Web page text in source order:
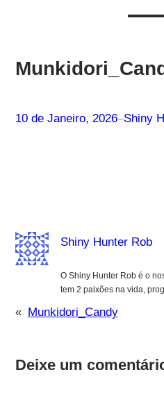
10 de Janeiro, 2026–Shiny
Shiny Hunter Rob
O Shiny Hunter Rob é o
tem 2 paixões na vida,
« Munkidori_Candy
Deixe um